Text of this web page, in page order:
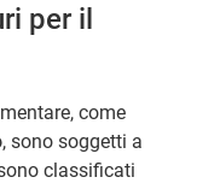
per il
come
, sono soggetti a
classificati